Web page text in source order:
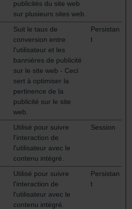
publicités du site web
sur plusieurs sites web.
Suit le taux de
conversion entre
l'utilisateur et les
bannières de publicité
sur le site web - Ceci
sert à optimiser la
pertinence de la
publicité sur le site
web.
Persistan
t
Utilisé pour suivre
l'interaction de
l'utilisateur avec le
contenu intégré.
Session
Utilisé pour suivre
l'interaction de
l'utilisateur avec le
contenu intégré.
Persistan
t